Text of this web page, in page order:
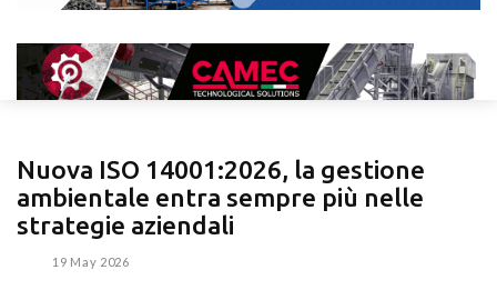
Nuova ISO 14001:2026, la gestione
ambientale entra sempre più nelle
strategie aziendali
19 May 2026